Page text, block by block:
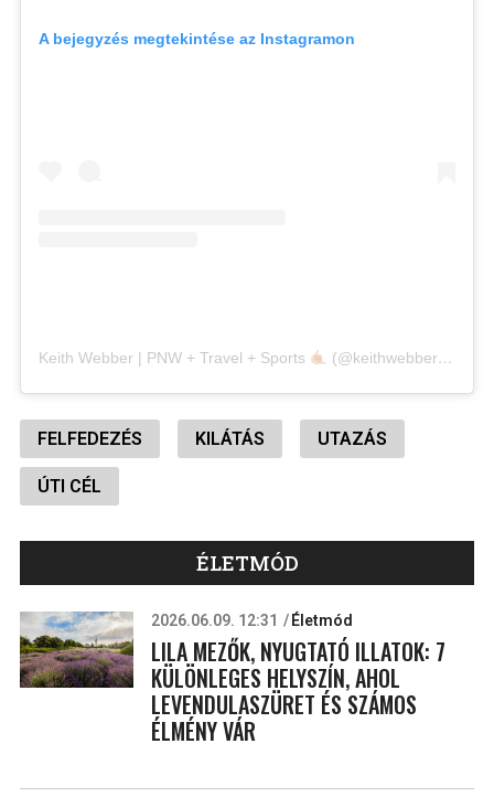
A bejegyzés megtekintése az Instagramon
Keith Webber | PNW + Travel + Sports (@keithwebberphoto) által megosztott bejegyzés
FELFEDEZÉS KILÁTÁS UTAZÁS
ÚTI CÉL
ÉLETMÓD
2026.06.09. 12:31 Életmód
LILA MEZŐK, NYUGTATÓ ILLATOK: 7
KÜLÖNLEGES HELYSZÍN, AHOL
LEVENDULASZÜRET ÉS SZÁMOS
ÉLMÉNY VÁR